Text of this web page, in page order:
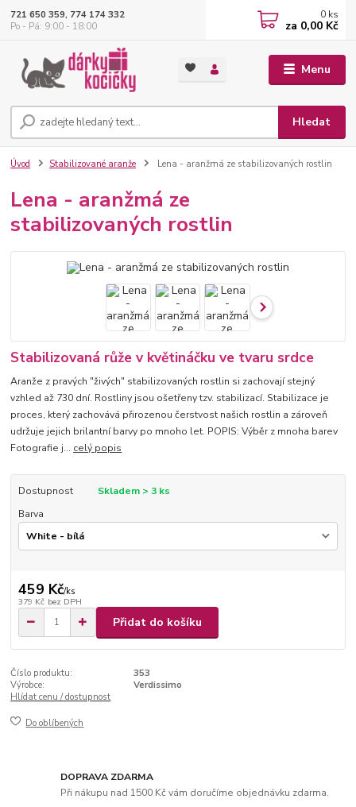
Menu
Hledat
721 650 359, 774 174 332
Po - Pá: 9:00 - 18:00
0 ks
za 0,00 Kč
Úvod Stabilizované aranže Lena - aranžmá ze stabilizovaných rostlin
Lena - aranžmá ze
stabilizovaných rostlin
Stabilizovaná růže v květináčku ve tvaru srdce
Aranže z pravých "živých" stabilizovaných rostlin si zachovají stejný
vzhled až 730 dní. Rostliny jsou ošetřeny tzv. stabilizací. Stabilizace je
proces, který zachovává přirozenou čerstvost našich rostlin a zároveň
udržuje jejich brilantní barvy po mnoho let. POPIS: Výběr z mnoha barev
Fotografie j... celý popis
Dostupnost
Skladem > 3 ks
Barva
459 Kč/ks
379 Kč bez DPH
Přidat do košíku
Číslo produktu:
353
Výrobce:
Verdissimo
Hlídat cenu / dostupnost
Do oblíbených
DOPRAVA ZDARMA
Při nákupu nad 1500 Kč vám doručíme objednávku zdarma.